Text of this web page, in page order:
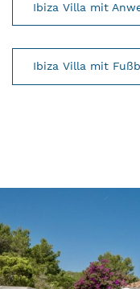
Ibiza Villa mit
Ibiza Villa mit